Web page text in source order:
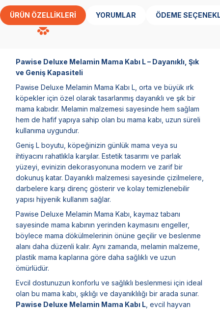
ÜRÜN ÖZELLIKLERI YORUMLAR ÖDEME
Pawise Deluxe Melamin Mama Kabı L – Dayanıklı, Şık
ve Geniş Kapasiteli
Pawise Deluxe Melamin Mama Kabı L, orta ve büyük ırk
köpekler için özel olarak tasarlanmış dayanıklı ve şık bir
mama kabıdır. Melamin malzemesi sayesinde hem sağlam
hem de hafif yapıya sahip olan bu mama kabı, uzun süreli
kullanıma uygundur.
Geniş L boyutu, köpeğinizin günlük mama veya su
ihtiyacını rahatlıkla karşılar. Estetik tasarımı ve parlak
yüzeyi, evinizin dekorasyonuna modern ve zarif bir
dokunuş katar. Dayanıklı malzemesi sayesinde çizilmelere,
darbelere karşı direnç gösterir ve kolay temizlenebilir
yapısı hijyenik kullanım sağlar.
Pawise Deluxe Melamin Mama Kabı, kaymaz tabanı
sayesinde mama kabının yerinden kaymasını engeller,
böylece mama dökülmelerinin önüne geçilir ve beslenme
alanı daha düzenli kalır. Aynı zamanda, melamin malzeme,
plastik mama kaplarına göre daha sağlıklı ve uzun
ömürlüdür.
Evcil dostunuzun konforlu ve sağlıklı beslenmesi için ideal
olan bu mama kabı, şıklığı ve dayanıklılığı bir arada sunar.
Pawise Deluxe Melamin Mama Kabı L , evcil hayvan